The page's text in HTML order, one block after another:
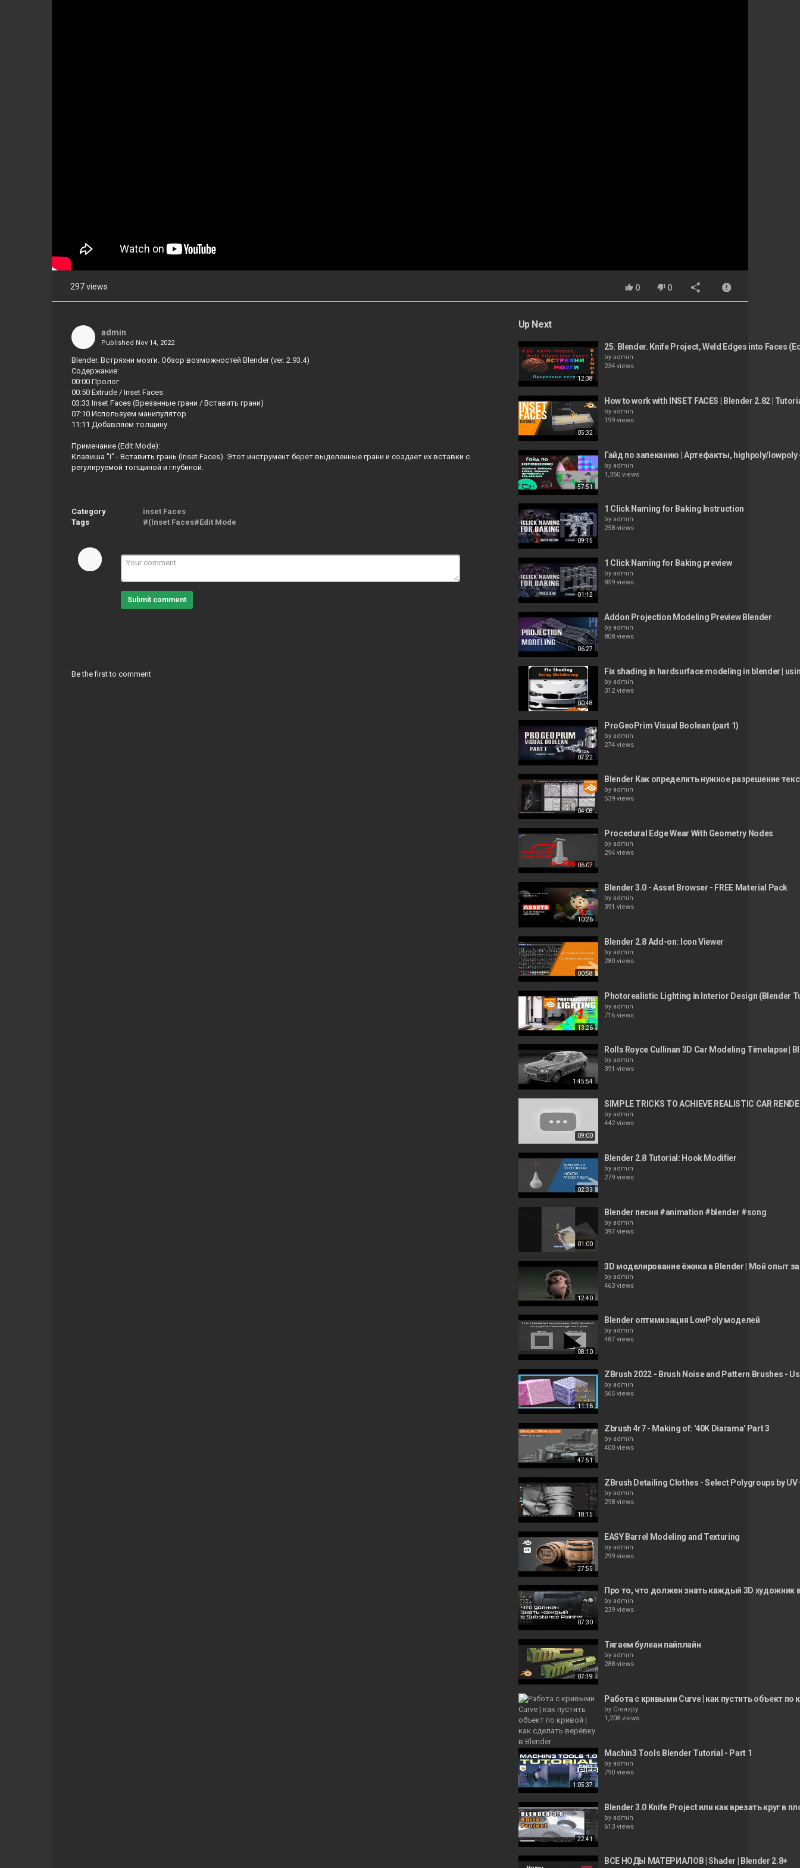
297 views 0 0
admin
Published Nov 14, 2022
Blender. Встряхни мозги. Обзор возможностей Blender (ver. 2.93.4)
Содержание:
00:00 Пролог
00:50 Extrude / Inset Faces
03:33 Inset Faces (Врезанные грани / Вставить грани)
07:10 Используем манипулятор
11:11 Добавляем толщину
Примечание (Edit Mode):
Клавиша "I" - Вставить грань (Inset Faces). Этот инструмент берет выделенные грани и создает их вставки с
регулируемой толщиной и глубиной.
Category
inset Faces
Tags
#(Inset Faces#Edit Mode
Submit comment
Be the first to comment
Up Next
12:38
25. Blender. Knife Project, Weld Edges into Faces
by admin
234 views
05:32
How to work with INSET FACES | Blender 2.82 |
by admin
199 views
57:51
Гайд по запеканию | Артефакты, highpoly/
by admin
1,350 views
09:15
1 Click Naming for Baking Instruction
by admin
258 views
01:12
1 Click Naming for Baking preview
by admin
859 views
06:27
Addon Projection Modeling Preview Blender
by admin
808 views
00:48
Fix shading in hardsurface modeling in blender |
by admin
312 views
07:22
ProGeoPrim Visual Boolean (part 1)
by admin
274 views
04:08
Blender Как определить нужное разрешение
by admin
539 views
06:07
Procedural Edge Wear With Geometry Nodes
by admin
294 views
10:26
Blender 3.0 - Asset Browser - FREE Material Pack
by admin
391 views
00:58
Blender 2.8 Add-on: Icon Viewer
by admin
280 views
13:26
Photorealistic Lighting in Interior Design (Blender
by admin
716 views
1:45:54
Rolls Royce Cullinan 3D Car Modeling Timelapse |
by admin
391 views
09:00
SIMPLE TRICKS TO ACHIEVE REALISTIC CAR
by admin
442 views
02:33
Blender 2.8 Tutorial: Hook Modifier
by admin
279 views
01:00
Blender песня #animation #blender #song
by admin
397 views
12:40
3D моделирование ёжика в Blender | Мой опыт
by admin
463 views
08:10
Blender оптимизация LowPoly моделей
by admin
487 views
11:16
ZBrush 2022 - Brush Noise and Pattern Brushes -
by admin
565 views
47:51
Zbrush 4r7 - Making of: '40K Diarama' Part 3
by admin
400 views
18:15
ZBrush Detailing Clothes - Select Polygroups by
by admin
298 views
37:55
EASY Barrel Modeling and Texturing
by admin
299 views
07:30
Про то, что должен знать каждый 3D художник
by admin
239 views
07:19
Тягаем булеан пайплайн
by admin
288 views
Работа с кривыми Curve | как пустить объект по
by Creazpy
1,208 views
1:05:37
Machin3 Tools Blender Tutorial - Part 1
by admin
790 views
22:41
Blender 3.0 Knife Project или как врезать круг в
by admin
613 views
ВСЕ НОДЫ МАТЕРИАЛОВ | Shader | Blender 2.8+